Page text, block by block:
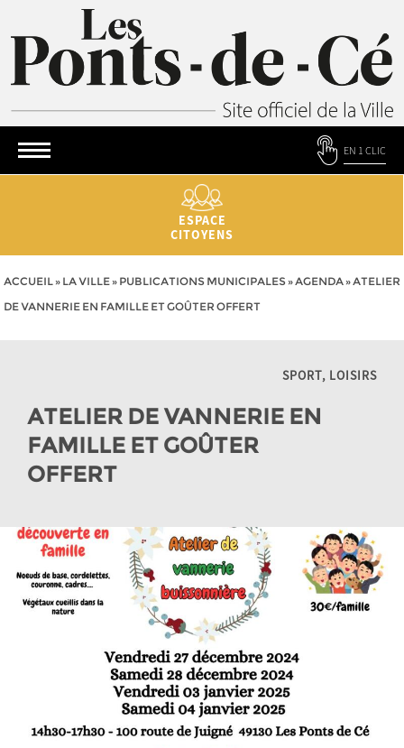
EN 1 CLIC
ESPACE
CITOYENS
ACCUEIL» LA VILLE» PUBLICATIONS MUNICIPALES»AGENDA»ATELIER
DE VANNERIE EN FAMILLE ET GOÛTER OFFERT
SPORT, LOISIRS
ATELIER DE VANNERIE EN
FAMILLE ET GOÛTER
OFFERT